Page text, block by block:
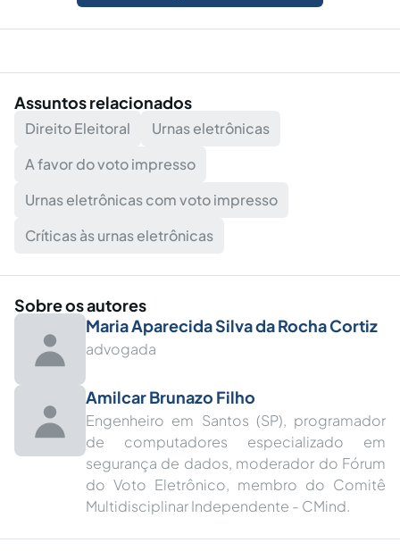
Assuntos relacionados
Direito Eleitoral
Urnas eletrônicas
A favor do voto impresso
Urnas eletrônicas com voto impresso
Críticas às urnas eletrônicas
Sobre os autores
Maria Aparecida Silva da Rocha Cortiz
advogada
Amilcar Brunazo Filho
Engenheiro em Santos (SP), programador
de computadores especializado em
segurança de dados, moderador do Fórum
do Voto Eletrônico, membro do Comitê
Multidisciplinar Independente - CMind.